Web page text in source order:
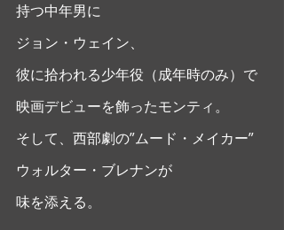
持つ中年男に
ジョン・ウェイン、
彼に拾われる少年役（成年時のみ）で
映画デビューを飾ったモンティ。
そして、西部劇の”ムード・メイカー”
ウォルター・ブレナンが
味を添える。